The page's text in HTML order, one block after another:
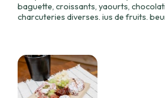
baguette, croissants, yaourts,
charcuteries diverses, jus de fruits,